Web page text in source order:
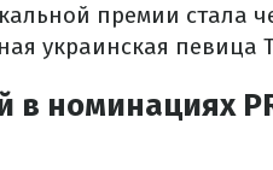
премии стала
украинская певица
номинациях